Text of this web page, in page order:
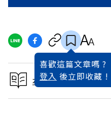
喜歡這篇文章嗎 ?
登入 後立即收藏 !
本文出自2004理財特